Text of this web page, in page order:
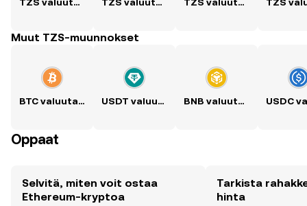
Muut TZS-muunnokset
BTC valuutaksi TZS USDT valuutaksi TZS BNB valuutaksi TZS
Oppaat
Selvitä, miten voit ostaa
Ethereum-kryptoa
Tarkista
hinta